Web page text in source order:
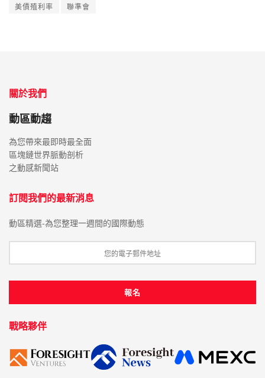
美債殖利率
聯準會
關於我們
動區動趨
為您帶來最即時最全面
區塊鏈世界脈動剖析
之動感新聞站
訂閱我們的最新消息
動區精選-為您整理一週間的國際動態
戰略夥伴